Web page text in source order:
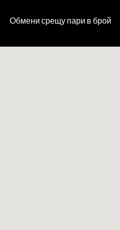
Обмени срещу пари в брой